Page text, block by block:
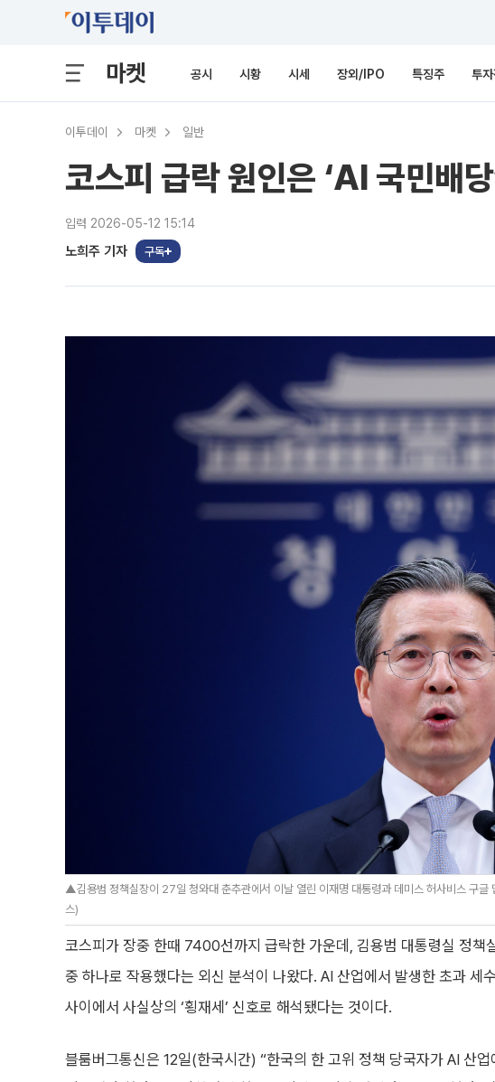
마켓 공시 시황 시세 장외/IPO 특징주 투
이투데이 마켓 일반
코스피 급락 원인은 ‘AI 국민배
입력 2026-05-12 15:14
노희주 기자 구독
▲김용범 정책실장이 27일 청와대 춘추관에서 이날 열린 이재명 대통령과 데미스 허사비스 구
스)
코스피가 장중 한때 7400선까지 급락한 가운데, 김용범 대통령실 정책
중 하나로 작용했다는 외신 분석이 나왔다. AI 산업에서 발생한 초과 세
사이에서 사실상의 ‘횡재세’ 신호로 해석됐다는 것이다.
블룸버그통신은 12일(한국시간) “한국의 한 고위 정책 당국자가 AI 산